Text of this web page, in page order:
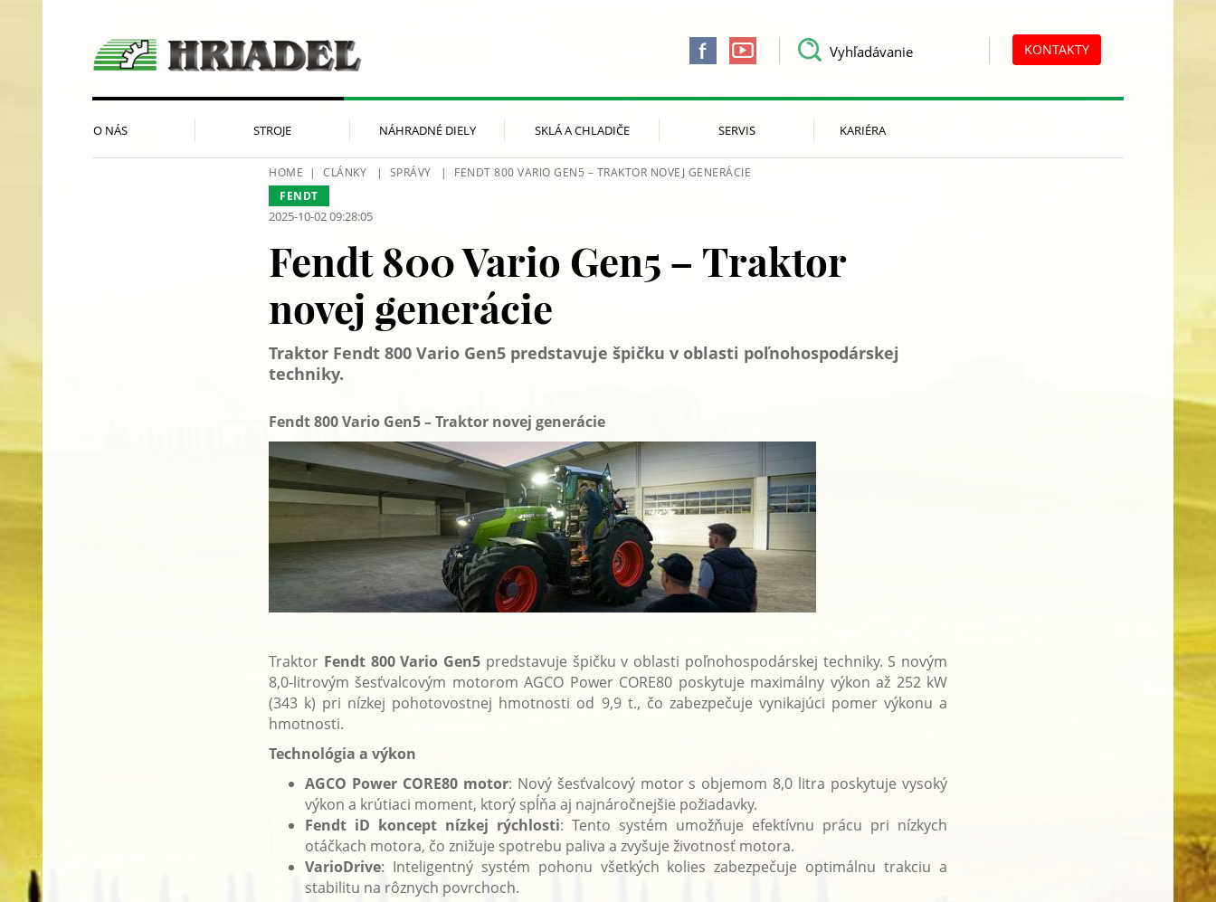
KONTAKTY
O NÁS STROJE NÁHRADNÉ DIELY SKLÁ A CHLADIČE SERVIS KARIÉRA
HOME CLÁNKY SPRÁVY
FENDT 800 VARIO GEN5 – TRAKTOR NOVEJ GENERÁCIE
FENDT
2025-10-02 09:28:05
Fendt 800 Vario Gen5 – Traktor
novej generácie
Traktor Fendt 800 Vario Gen5 predstavuje špičku v oblasti poľnohospodárskej
techniky.
Fendt 800 Vario Gen5 – Traktor novej generácie
Traktor Fendt 800 Vario Gen5 predstavuje špičku v oblasti poľnohospodárskej techniky. S novým
8,0-litrovým šesťvalcovým motorom AGCO Power CORE80 poskytuje maximálny výkon až 252 kW
(343 k) pri nízkej pohotovostnej hmotnosti od 9,9 t., čo zabezpečuje vynikajúci pomer výkonu a
hmotnosti.
Technológia a výkon
AGCO Power CORE80 motor: Nový šesťvalcový motor s objemom 8,0 litra poskytuje vysoký
výkon a krútiaci moment, ktorý spĺňa aj najnáročnejšie požiadavky.
Fendt iD koncept nízkej rýchlosti: Tento systém umožňuje efektívnu prácu pri nízkych
otáčkach motora, čo znižuje spotrebu paliva a zvyšuje životnosť motora.
VarioDrive: Inteligentný systém pohonu všetkých kolies zabezpečuje optimálnu trakciu a
stabilitu na rôznych povrchoch.